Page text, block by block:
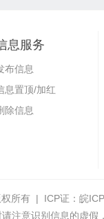
息服务
布信息
息置顶/加红
除信息
权所有 | ICP证： 皖
注意识别信息的虚